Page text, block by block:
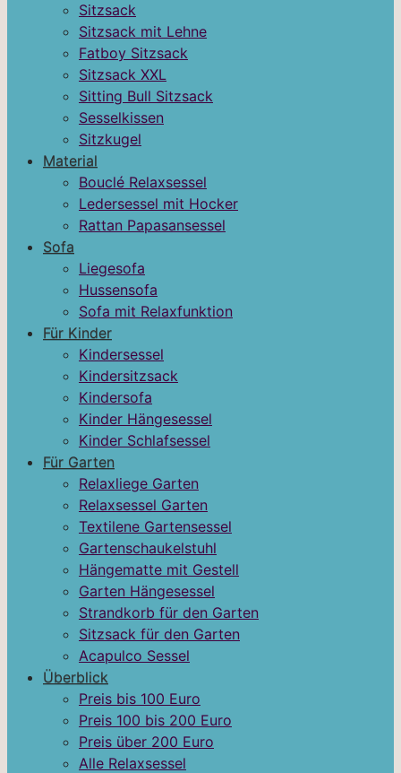
Sitzsack
Sitzsack mit Lehne
Fatboy Sitzsack
Sitzsack XXL
Sitting Bull Sitzsack
Sesselkissen
Sitzkugel
Material
Bouclé Relaxsessel
Ledersessel mit Hocker
Rattan Papasansessel
Sofa
Liegesofa
Hussensofa
Sofa mit Relaxfunktion
Für Kinder
Kindersessel
Kindersitzsack
Kindersofa
Kinder Hängesessel
Kinder Schlafsessel
Für Garten
Relaxliege Garten
Relaxsessel Garten
Textilene Gartensessel
Gartenschaukelstuhl
Hängematte mit Gestell
Garten Hängesessel
Strandkorb für den Garten
Sitzsack für den Garten
Acapulco Sessel
Überblick
Preis bis 100 Euro
Preis 100 bis 200 Euro
Preis über 200 Euro
Alle Relaxsessel